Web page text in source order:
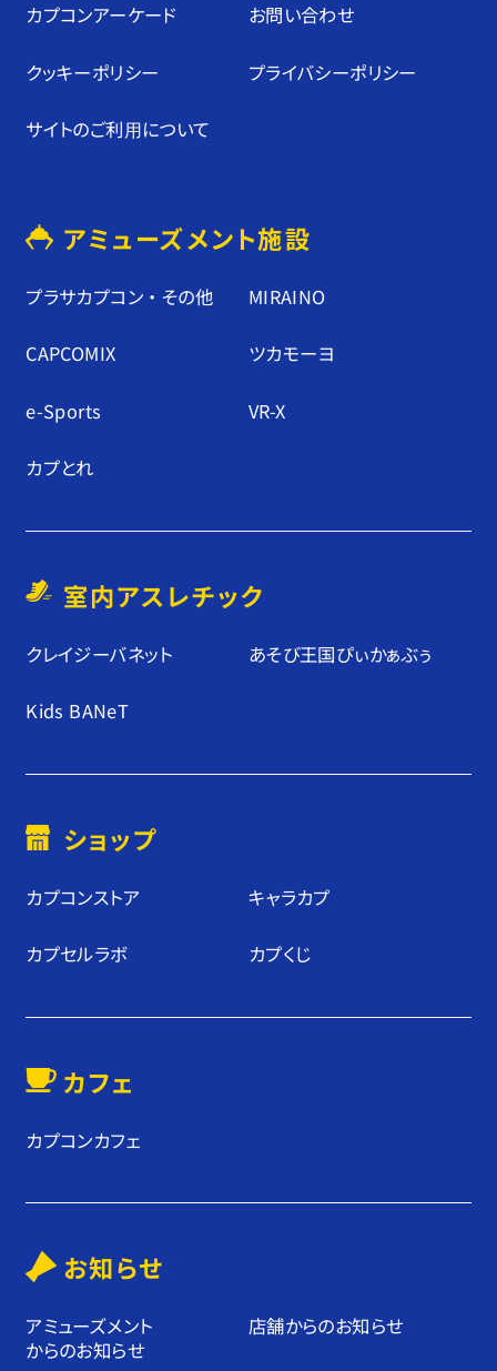
カプコンアーケード お問い合わせ
クッキーポリシー プライバシーポリシー
サイトのご利⽤について
アミューズメント施設
プラサカプコン ・ その他 MIRAINO
CAPCOMIX ツカモーヨ
e-Sports VR-X
カプとれ
室内アスレチック
クレイジーバネット あそび王国ぴぃかぁぶぅ
Kids BANeT
ショップ
カプコンストア キャラカプ
カプセルラボ カプくじ
カフェ
カプコンカフェ
お知らせ
アミューズメント
からのお知らせ
店舗からのお知らせ